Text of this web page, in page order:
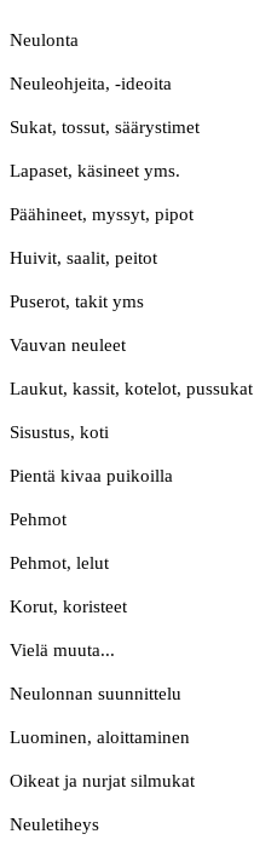
Neulonta
Neuleohjeita, -ideoita
Sukat, tossut, säärystimet
Lapaset, käsineet yms.
Päähineet, myssyt, pipot
Huivit, saalit, peitot
Puserot, takit yms
Vauvan neuleet
Laukut, kassit, kotelot, pussukat
Sisustus, koti
Pientä kivaa puikoilla
Pehmot
Pehmot, lelut
Korut, koristeet
Vielä muuta...
Neulonnan suunnittelu
Luominen, aloittaminen
Oikeat ja nurjat silmukat
Neuletiheys